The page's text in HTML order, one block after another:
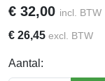
€ 32,00 incl. BTW
€ 26,45 excl. BTW
Aantal: